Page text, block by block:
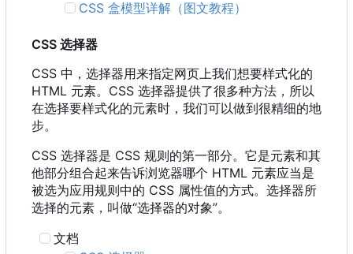
CSS 盒模型详解（图文教程）
CSS 选择器
CSS 中，选择器用来指定网页上我们想要样式化的
HTML 元素。CSS 选择器提供了很多种方法，所以
在选择要样式化的元素时，我们可以做到很精细的地
步。
CSS 选择器是 CSS 规则的第一部分。它是元素和其
他部分组合起来告诉浏览器哪个 HTML 元素应当是
被选为应用规则中的 CSS 属性值的方式。选择器所
选择的元素，叫做“选择器的对象”。
文档